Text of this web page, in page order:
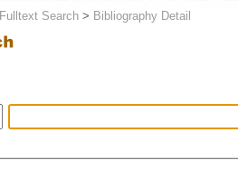
Fulltext Search > Bibliography Detail